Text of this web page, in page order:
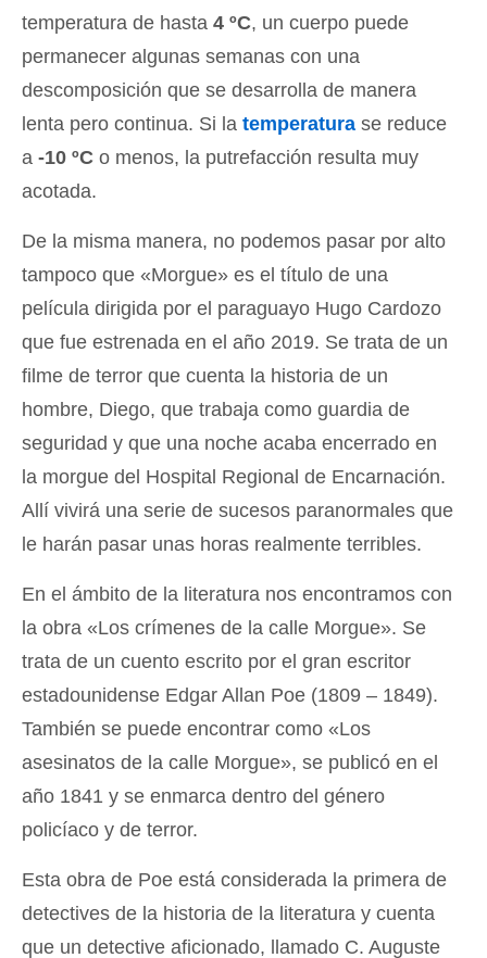
temperatura de hasta 4 ºC, un cuerpo puede
permanecer algunas semanas con una
descomposición que se desarrolla de manera
lenta pero continua. Si la temperatura se reduce
a -10 ºC o menos, la putrefacción resulta muy
acotada.
De la misma manera, no podemos pasar por alto
tampoco que «Morgue» es el título de una
película dirigida por el paraguayo Hugo Cardozo
que fue estrenada en el año 2019. Se trata de un
filme de terror que cuenta la historia de un
hombre, Diego, que trabaja como guardia de
seguridad y que una noche acaba encerrado en
la morgue del Hospital Regional de Encarnación.
Allí vivirá una serie de sucesos paranormales que
le harán pasar unas horas realmente terribles.
En el ámbito de la literatura nos encontramos con
la obra «Los crímenes de la calle Morgue». Se
trata de un cuento escrito por el gran escritor
estadounidense Edgar Allan Poe (1809 – 1849).
También se puede encontrar como «Los
asesinatos de la calle Morgue», se publicó en el
año 1841 y se enmarca dentro del género
policíaco y de terror.
Esta obra de Poe está considerada la primera de
detectives de la historia de la literatura y cuenta
que un detective aficionado, llamado C. Auguste